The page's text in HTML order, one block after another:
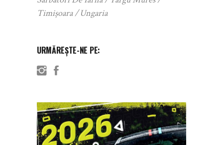
Timișoara
Ungaria
URMĂREȘTE-NE PE: